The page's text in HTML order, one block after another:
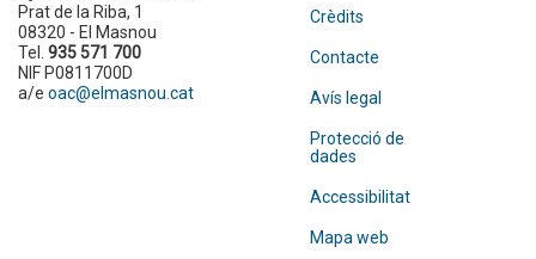
Prat de la Riba, 1
08320 - El Masnou
Tel. 935 571 700
NIF P0811700D
a/e oac@elmasnou.cat
Crèdits
Contacte
Avís legal
Protecció de
dades
Accessibilitat
Mapa web